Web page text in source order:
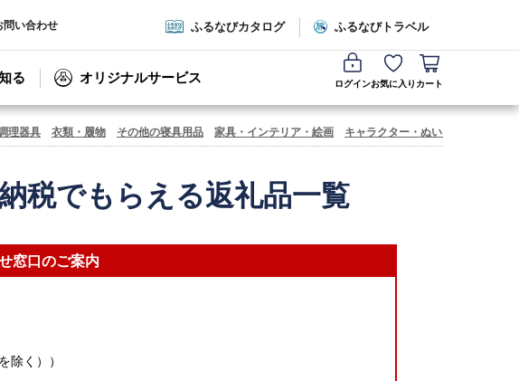
問い合わせ ふるなびカタログ ふるなびトラベル
る オリジナルサービス ログインお気に入り カート
理器具 衣類・履物 その他の寝具用品 家具・インテリア・絵画 キャラクター・ぬいぐるみ
税でもらえる返礼品一覧
窓口のご案内
く））